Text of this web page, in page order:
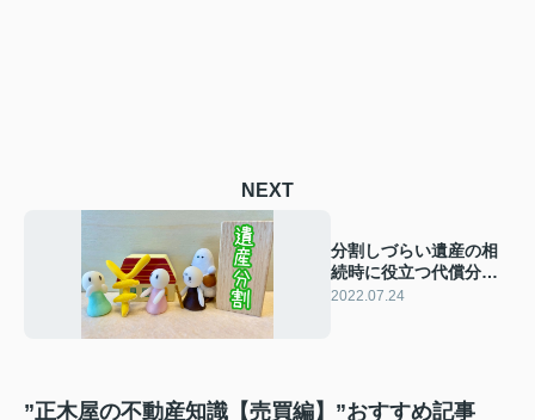
NEXT
分割しづらい遺産の相
続時に役立つ代償分割
について解説！
2022.07.24
”正木屋の不動産知識【売買編】”おすすめ記事